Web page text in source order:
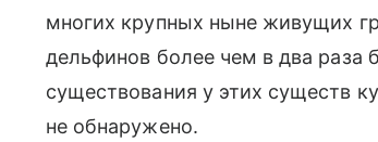
многих крупных ныне живущих
дельфинов более чем в два раза
существования у этих существ
не обнаружено.